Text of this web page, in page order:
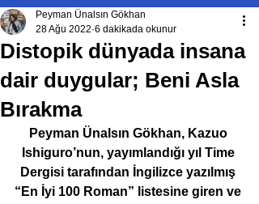
Distopik dünyada insana
dair duygular; Beni Asla
Bırakma
Peyman Ünalsın Gökhan
28 Ağu 2022 6 dakikada okunur
Peyman Ünalsın Gökhan, Kazuo
Ishiguro’nun, yayımlandığı yıl Time
Dergisi tarafından İngilizce yazılmış
“En İyi 100 Roman” listesine giren ve